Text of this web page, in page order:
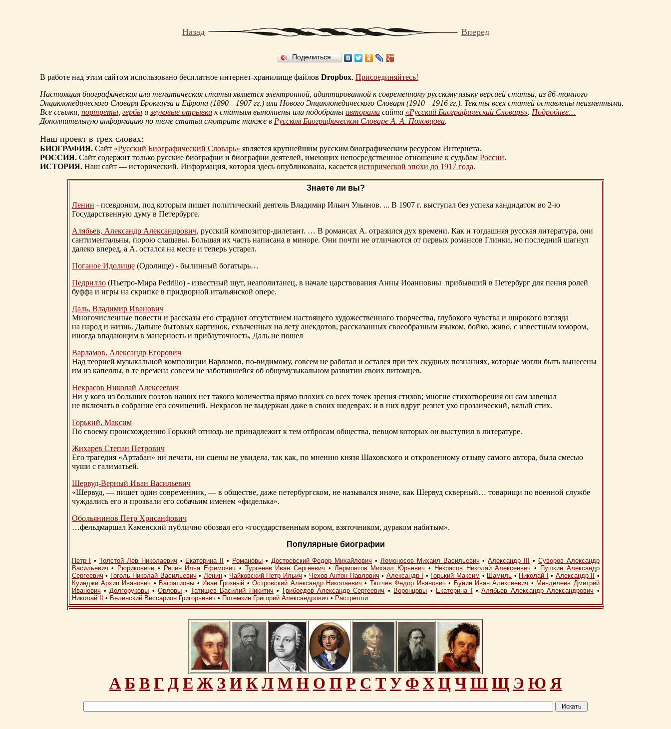
Назад Вперед
Поделиться…
В работе над этим сайтом использовано бесплатное интернет-хранилище файлов Dropbox. Присоединяйтесь!
Настоящая биографическая или тематическая статья является электронной, адаптированной к современному русскому языку версией статьи, из 86-томного
Энциклопедического Словаря Брокгауза и Ефрона (1890—1907 гг.) или Нового Энциклопедического Словаря (1910—1916 гг.). Тексты всех статей оставлены неизменными.
Все ссылки, портреты, гербы и звуковые отрывки к статьям выполнены или подобраны авторами сайта «Русский Биографический Словарь». Подробнее…
Дополнительную информацию по теме статьи смотрите также в Русском Биографическом Словаре А. А. Половцова.
Наш проект в трех словах:
БИОГРАФИЯ. Сайт «Русский Биографический Словарь» является крупнейшим русским биографическим ресурсом Интернета.
РОССИЯ. Сайт содержит только русские биографии и биографии деятелей, имеющих непосредственное отношение к судьбам России.
ИСТОРИЯ. Наш сайт — исторический. Информация, которая здесь опубликована, касается исторической эпохи до 1917 года.
Знаете ли вы?
Ленин - псевдоним, под которым пишет политический деятель Владимир Ильич Ульянов. ... В 1907 г. выступал без успеха кандидатом во 2-ю
Государственную думу в Петербурге.
Алябьев, Александр Александрович, русский композитор-дилетант. … В романсах А. отразился дух времени. Как и тогдашняя русская литература, они
сантиментальны, порою слащавы. Большая их часть написана в миноре. Они почти не отличаются от первых романсов Глинки, но последний шагнул
далеко вперед, а А. остался на месте и теперь устарел.
Поганое Идолище(Одолище) - былинный богатырь…
Педрилло(Пьетро-Мира Pedrillo) - известный шут, неаполитанец, в начале царствования Анны Иоанновны прибывший в Петербург для пения ролей
буффа и игры на скрипке в придворной итальянской опере.
Даль, Владимир Иванович
Многочисленные повести и рассказы его страдают отсутствием настоящего художественного творчества, глубокого чувства и широкого взгляда
на народ и жизнь. Дальше бытовых картинок, схваченных на лету анекдотов, рассказанных своеобразным языком, бойко, живо, с известным юмором,
иногда впадающим в манерность и прибауточность, Даль не пошел
Варламов, Александр Егорович
Над теорией музыкальной композиции Варламов, по-видимому, совсем не работал и остался при тех скудных познаниях, которые могли быть вынесены
им из капеллы, в те времена совсем не заботившейся об общемузыкальном развитии своих питомцев.
Некрасов Николай Алексеевич
Ни у кого из больших поэтов наших нет такого количества прямо плохих со всех точек зрения стихов; многие стихотворения он сам завещал
не включать в собрание его сочинений. Некрасов не выдержан даже в своих шедеврах: и в них вдруг резнет ухо прозаический, вялый стих.
Горький, Максим
По своему происхождению Горький отнюдь не принадлежит к тем отбросам общества, певцом которых он выступил в литературе.
Жихарев Степан Петрович
Его трагедия «Артабан» ни печати, ни сцены не увидела, так как, по мнению князя Шаховского и откровенному отзыву самого автора, была смесью
чуши с галиматьей.
Шервуд-Верный Иван Васильевич
«Шервуд, — пишет один современник, — в обществе, даже петербургском, не назывался иначе, как Шервуд скверный… товарищи по военной службе
чуждались его и прозвали его собачьим именем «фиделька».
Обольянинов Петр Хрисанфович
…фельдмаршал Каменский публично обозвал его «государственным вором, взяточником, дураком набитым».
Популярные биографии
Петр I •Толстой Лев Николаевич • Екатерина II • Романовы• Достоевский Федор Михайлович • Ломоносов Михаил Васильевич •Александр III • Суворов Александр
Васильевич • Рюриковичи • Репин Илья Ефимович • Тургенев Иван Сергеевич • Лермонтов Михаил Юрьевич • Некрасов Николай Алексеевич •
Пушкин Александр
Сергеевич • Гоголь Николай Васильевич • Ленин• Чайковский Петр Ильич • Чехов Антон Павлович • Александр I • Горький Максим • Шамиль • Николай I • Александр II
•
Куинджи Архип Иванович • Багратионы • Иван Грозный •Островский Александр Николаевич • Тютчев Федор Иванович • Бунин Иван Алексеевич • Менделеев Дмитрий
Иванович •Долгоруковы •Орловы • Татищев Василий Никитич • Грибоедов Александр Сергеевич • Воронцовы • Екатерина I •Алябьев Александр Александрович •
Николай II
• Белинский Виссарион Григорьевич • Потемкин Григорий Александрович • Растрелли
А Б В Г Д Е Ж З И К Л М Н О П Р С Т У Ф Х Ц Ч Ш Щ Э Ю Я